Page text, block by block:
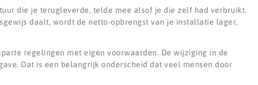
die je terugleverde, telde mee alsof je die zelf had verbruikt.
daalt, wordt de netto-opbrengst van je installatie lager,
regelingen met eigen voorwaarden. De wijziging in de
Dat is een belangrijk onderscheid dat veel mensen door